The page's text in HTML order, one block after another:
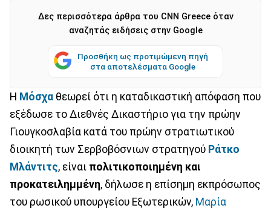
Δες περισσότερα άρθρα του CNN Greece όταν
αναζητάς ειδήσεις στην Google
Προσθήκη ως προτιμώμενη πηγή
στα αποτελέσματα Google
Η Μόσχα θεωρεί ότι η καταδικαστική απόφαση που
εξέδωσε το Διεθνές Δικαστήριο για την πρώην
Γιουγκοσλαβία κατά του πρώην στρατιωτικού
διοικητή των Σερβοβόσνιων στρατηγού Ράτκο
Μλάντιτς, είναι πολιτικοποιημένη και
προκατειλημμένη, δήλωσε η επίσημη εκπρόσωπος
του ρωσικού υπουργείου Εξωτερικών, Μαρία